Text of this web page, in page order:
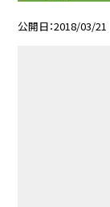
公開日 2018/03/21